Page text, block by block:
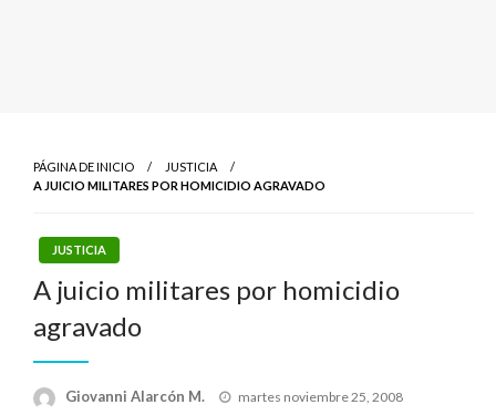
PÁGINA DE INICIO
JUSTICIA
A JUICIO MILITARES POR HOMICIDIO AGRAVADO
JUSTICIA
A juicio militares por homicidio
agravado
Giovanni Alarcón M.
Publicado
martes noviembre 25, 2008